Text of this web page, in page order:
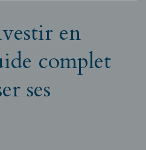
en
complet
ses